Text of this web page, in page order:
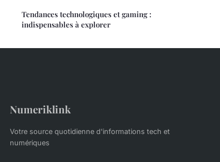
Tendances technologiques et gaming :
indispensables à explorer
Numeriklink
Votre source quotidienne d'informations tech et
numériques